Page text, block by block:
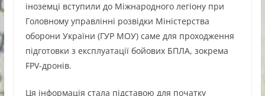
іноземці вступили до Міжнародного легіону при
Головному управлінні розвідки Міністерства
оборони України (ГУР МОУ) саме для проходження
підготовки з експлуатації бойових БПЛА, зокрема
FPV-дронів.
Ця інформація стала підставою для початку